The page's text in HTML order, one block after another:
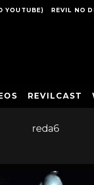
YOUTUBE) REVIL NO
REVILCAST
reda6